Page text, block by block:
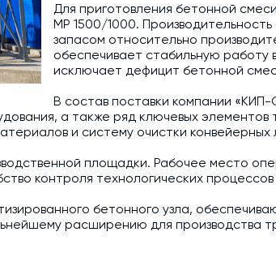
Для приготовления бетонной
MP 1500/1000.
запасом относительно
обеспечивает стабильную работу
исключает дефицит бетонной
В состав поставки компании
а также ряд ключевых
и систему очистки конвейерных
площадки. Рабочее место
контроля технологических
бетонного узла,
расширению для производства